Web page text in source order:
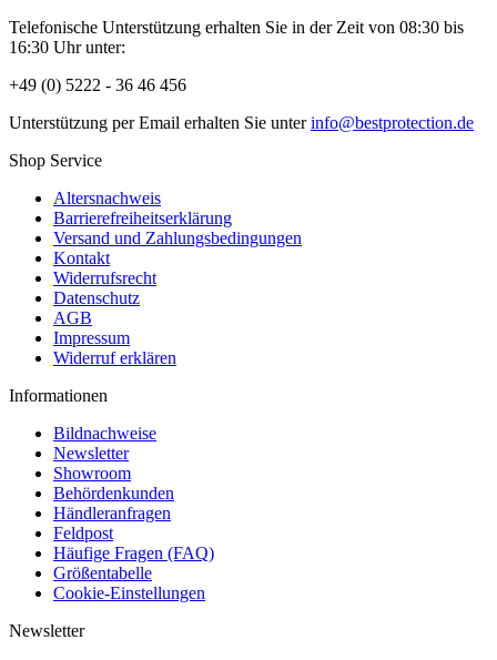
Telefonische Unterstützung erhalten Sie in der Zeit von 08:30 bis
16:30 Uhr unter:
+49 (0) 5222 - 36 46 456
Unterstützung per Email erhalten Sie unterinfo@bestprotection.de
Shop Service
Altersnachweis
Barrierefreiheitserklärung
Versand und Zahlungsbedingungen
Kontakt
Widerrufsrecht
Datenschutz
AGB
Impressum
Widerruf erklären
Informationen
Bildnachweise
Newsletter
Showroom
Behördenkunden
Händleranfragen
Feldpost
Häufige Fragen (FAQ)
Größentabelle
Cookie-Einstellungen
Newsletter